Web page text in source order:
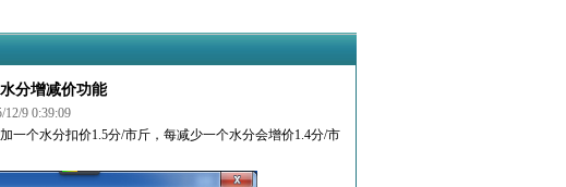
分增减价功能
9 0:39:09
一个水分扣价1.5分/市斤，每减少一个水分会增价1.4分/市